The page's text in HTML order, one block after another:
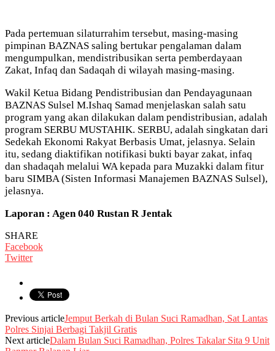
Pada pertemuan silaturrahim tersebut, masing-masing
pimpinan BAZNAS saling bertukar pengalaman dalam
mengumpulkan, mendistribusikan serta pemberdayaan
Zakat, Infaq dan Sadaqah di wilayah masing-masing.
Wakil Ketua Bidang Pendistribusian dan Pendayagunaan
BAZNAS Sulsel M.Ishaq Samad menjelaskan salah satu
program yang akan dilakukan dalam pendistribusian, adalah
program SERBU MUSTAHIK. SERBU, adalah singkatan dari
Sedekah Ekonomi Rakyat Berbasis Umat, jelasnya. Selain
itu, sedang diaktifikan notifikasi bukti bayar zakat, infaq
dan shadaqah melalui WA kepada para Muzakki dalam fitur
baru SIMBA (Sisten Informasi Manajemen BAZNAS Sulsel),
jelasnya.
Laporan : Agen 040 Rustan R Jentak
SHARE
Facebook
Twitter
Previous articleJemput Berkah di Bulan Suci Ramadhan, Sat Lantas
Polres Sinjai Berbagi Takjil Gratis
Next articleDalam Bulan Suci Ramadhan, Polres Takalar Sita 9 Unit